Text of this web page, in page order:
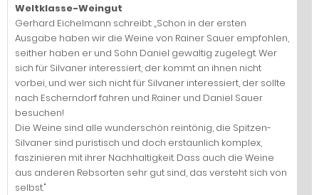
Weltklasse-Weingut
Gerhard Eichelmann schreibt: „Schon in der ersten
Ausgabe haben wir die Weine von Rainer Sauer empfohlen,
seither haben er und Sohn Daniel gewaltig zugelegt. Wer
sich für Silvaner interessiert, der kommt an ihnen nicht
vorbei, und wer sich nicht für Silvaner interessiert, der sollte
nach Escherndorf fahren und Rainer und Daniel Sauer
besuchen!
Die Weine sind alle wunderschön reintönig, die Spitzen-
Silvaner sind puristisch und doch erstaunlich komplex,
faszinieren mit ihrer Nachhaltigkeit. Dass auch die Weine
aus anderen Rebsorten sehr gut sind, das versteht sich von
selbst."